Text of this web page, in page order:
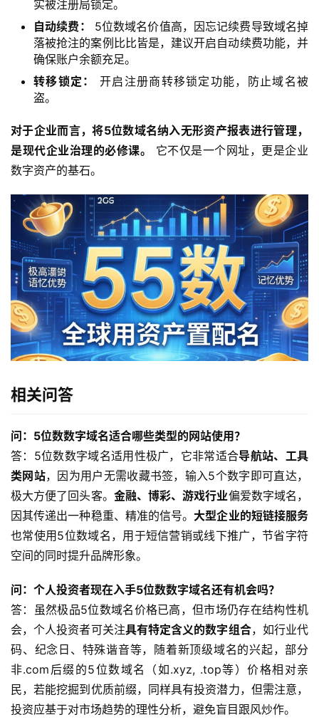
服
互
+
动
态
关
于
我
们
实被注册局锁定。
自动续费：
5位数域名价值高，因忘记续费导致域名掉
落被抢注的案例比比皆是，建议开启自动续费功能，并
确保账户余额充足。
转移锁定：
开启注册商转移锁定功能，防止域名被
盗。
对于企业而言，将5位数域名纳入无形资产报表进行管理，
是现代企业治理的必修课。
它不仅是一个网址，更是企业
数字资产的基石。
相关问答
问：5位数数字域名适合哪些类型的网站使用？
答：5位数数字域名适用性极广，它非常适合导航站、工具
类网站，因为用户无需收藏书签，输入5个数字即可直达，
极大方便了回头客。 金融、博彩、游戏行业偏爱数字域名，
因其传递出一种稳重、精准的信号。大型企业的短链接服务
也常使用5位数域名，用于短信营销或线下推广，节省字符
空间的同时提升品牌形象。
问：个人投资者现在入手5位数数字域名还有机会吗？
答：虽然极品5位数域名价格已高，但市场仍存在结构性机
会，个人投资者可关注具有特定含义的数字组合，如行业代
码、纪念日、特殊谐音等，随着新顶级域名的兴起，部分
非.com后缀的5位数域名（如.xyz, .top等）价格相对亲
民，若能挖掘到优质前缀，同样具有投资潜力，但需注意，
投资应基于对市场趋势的理性分析，避免盲目跟风炒作。